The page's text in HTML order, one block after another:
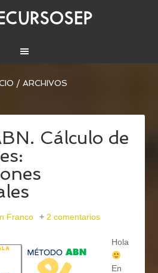
/ ARCHIVOS
Cálculo de
Franco 2 comentarios
Hola
En